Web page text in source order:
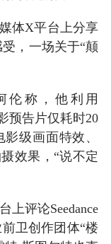
体X平台上分享
受，一场关于“颠
称，他利用
预告片仅耗时20
级画面特效、
效果，“说不定
评论Seedance
卫创作团体“楼